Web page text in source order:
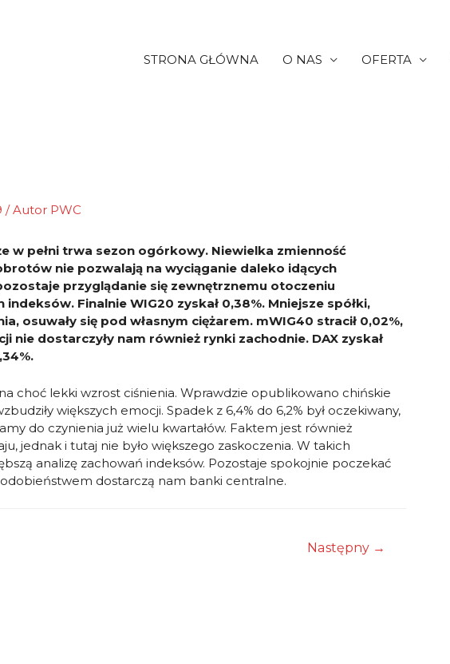
STRONA GŁÓWNA
O NAS OFERTA
/ Autor PWC
w pełni trwa sezon ogórkowy. Niewielka zmienność
nie pozwalają na wyciąganie daleko idących
przyglądanie się zewnętrznemu otoczeniu
Finalnie WIG20 zyskał 0,38%. Mniejsze spółki,
osuwały się pod własnym ciężarem. mWIG40 stracił 0,02%,
nie dostarczyły nam również rynki zachodnie. DAX zyskał
choć lekki wzrost ciśnienia. Wprawdzie opublikowano chińskie
większych emocji. Spadek z 6,4% do 6,2% był oczekiwany,
do czynienia już wielu kwartałów. Faktem jest również
jednak i tutaj nie było większego zaskoczenia. W takich
analizę zachowań indeksów. Pozostaje spokojnie poczekać
dostarczą nam banki centralne.
Następny →